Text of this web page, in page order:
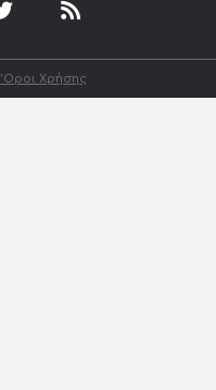
'Οροι Χρήσης